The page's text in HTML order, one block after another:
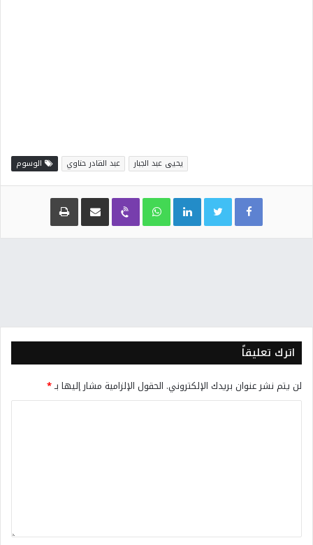
الوسوم عبد القادر حناوي يحيى عبد الجبار
Facebook
Twitter
LinkedIn
WhatsApp
Viber مشاركة عبر البريد طباعة
اترك تعليقاً
لن يتم نشر عنوان بريدك الإلكتروني. الحقول الإلزامية مشار إليها بـ*